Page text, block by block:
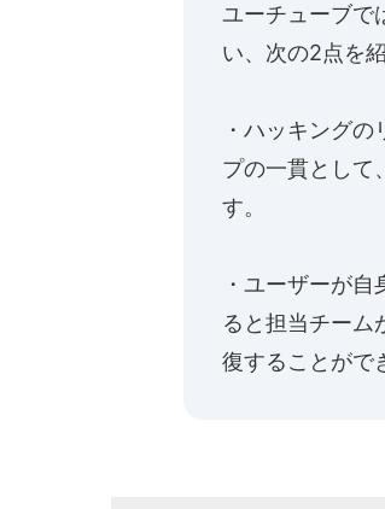
ユーチューブで
い、次の2点を
・ハッキング
プの一貫として
す。
・ユーザーが
ると担当チーム
復することがで